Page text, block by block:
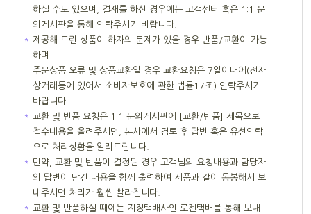
하실 수도 있으며, 결재를 하신 경우에는 고객센터 혹은 1:1 문
의게시판을 통해 연락주시기 바랍니다.
＊ 제공해 드린 상품이 하자의 문제가 있을 경우 반품/교환이 가능
하며
주문상품 오류 및 상품교환일 경우 교환요청은 7일이내에(전자
상거래등에 있어서 소비자보호에 관한 법률17조) 연락주시기
바랍니다.
＊ 교환 및 반품 요청은 1:1 문의게시판에 [교환/반품] 제목으로
접수내용을 올려주시면, 본사에서 검토 후 답변 혹은 유선연락
으로 처리상황을 알려드립니다.
＊ 만약, 교환 및 반품이 결정된 경우 고객님의 요청내용과 담당자
의 답변이 담긴 내용을 함께 출력하여 제품과 같이 동봉해서 보
내주시면 처리가 훨씬 빨라집니다.
＊ 교환 및 반품하실 때에는 지정택배사인 로젠택배를 통해 보내